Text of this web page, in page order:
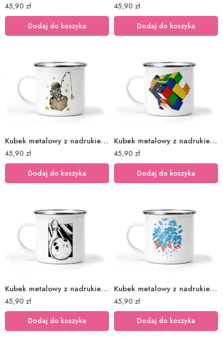
45,90 zł
Dodaj do koszyka
45,90 zł
Dodaj do koszyka
Kubek metalowy z nadrukiem kosmos astronauta II
45,90 zł
Dodaj do koszyka
Kubek metalowy z nadrukiem kostka Rubika
45,90 zł
Dodaj do koszyka
Kubek metalowy z nadrukiem kręgle
45,90 zł
Dodaj do koszyka
Kubek metalowy z nadrukiem niebieskie kwiaty
45,90 zł
Dodaj do koszyka